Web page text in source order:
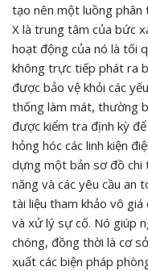
tạo nên một luồng phân
X là trung tâm của bức
hoạt động của nó là tối
không trực tiếp phát ra
được bảo vệ khỏi các
thống làm mát, thường
được kiểm tra định kỳ
hỏng hóc các linh kiện
dựng một bản sơ đồ chi
năng và các yêu cầu an
tài liệu tham khảo vô
và xử lý sự cố. Nó giúp
chóng, đồng thời là cơ
xuất các biện pháp